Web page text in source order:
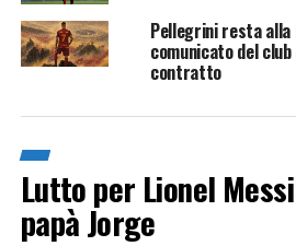
Pellegrini resta
comunicato del
contratto
Lutto per Lionel
papà Jorge